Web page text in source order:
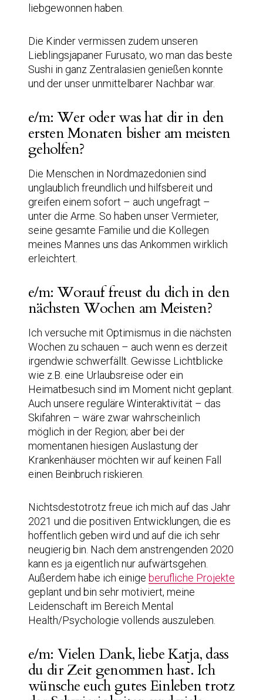
liebgewonnen haben.
Die Kinder vermissen zudem unseren
Lieblingsjapaner Furusato, wo man das beste
Sushi in ganz Zentralasien genießen konnte
und der unser unmittelbarer Nachbar war.
e/m: Wer oder was hat dir in den
ersten Monaten bisher am meisten
geholfen?
Die Menschen in Nordmazedonien sind
unglaublich freundlich und hilfsbereit und
greifen einem sofort – auch ungefragt –
unter die Arme. So haben unser Vermieter,
seine gesamte Familie und die Kollegen
meines Mannes uns das Ankommen wirklich
erleichtert.
e/m: Worauf freust du dich in den
nächsten Wochen am Meisten?
Ich versuche mit Optimismus in die nächsten
Wochen zu schauen – auch wenn es derzeit
irgendwie schwerfällt. Gewisse Lichtblicke
wie z.B. eine Urlaubsreise oder ein
Heimatbesuch sind im Moment nicht geplant.
Auch unsere reguläre Winteraktivität – das
Skifahren – wäre zwar wahrscheinlich
möglich in der Region; aber bei der
momentanen hiesigen Auslastung der
Krankenhäuser möchten wir auf keinen Fall
einen Beinbruch riskieren.
Nichtsdestotrotz freue ich mich auf das Jahr
2021 und die positiven Entwicklungen, die es
hoffentlich geben wird und auf die ich sehr
neugierig bin. Nach dem anstrengenden 2020
kann es ja eigentlich nur aufwärtsgehen.
Außerdem habe ich einige berufliche Projekte
geplant und bin sehr motiviert, meine
Leidenschaft im Bereich Mental
Health/Psychologie vollends auszuleben.
e/m: Vielen Dank, liebe Katja, dass
du dir Zeit genommen hast. Ich
wünsche euch gutes Einleben trotz